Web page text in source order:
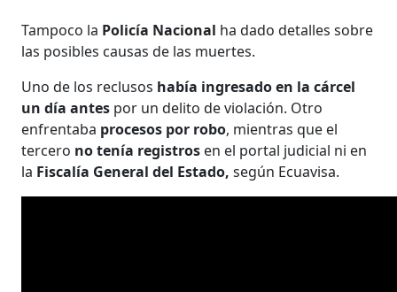
Tampoco la Policía Nacional ha dado detalles sobre
las posibles causas de las muertes.
Uno de los reclusos había ingresado en la cárcel
un día antes por un delito de violación. Otro
enfrentaba procesos por robo, mientras que el
tercero no tenía registros en el portal judicial ni en
la Fiscalía General del Estado, según Ecuavisa.